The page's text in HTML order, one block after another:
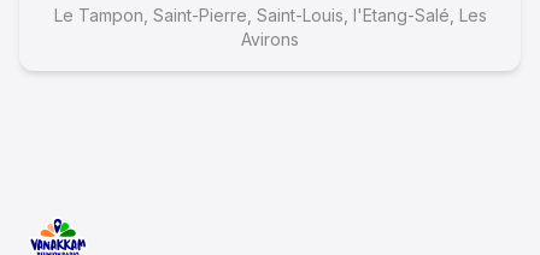
Le Tampon, Saint-Pierre, Saint-Louis, l'Etang-Salé, Les
Avirons